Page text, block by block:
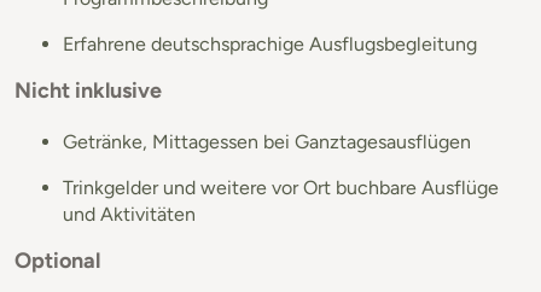
Erfahrene deutschsprachige Ausflugsbegleitung
Nicht inklusive
Getränke, Mittagessen bei Ganztagesausflügen
Trinkgelder und weitere vor Ort buchbare Ausflüge
und Aktivitäten
Optional